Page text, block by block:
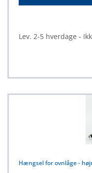
Lev. 2-5 hverdage -
Hængsel for ovnlåge -